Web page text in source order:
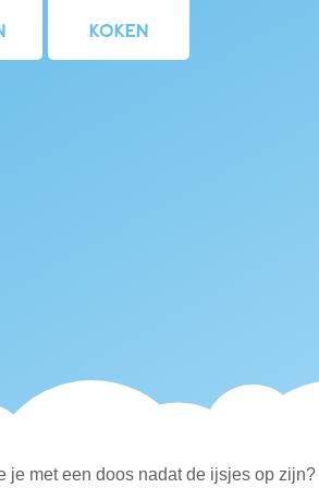
Koken
je met een doos nadat de ijsjes op zijn?